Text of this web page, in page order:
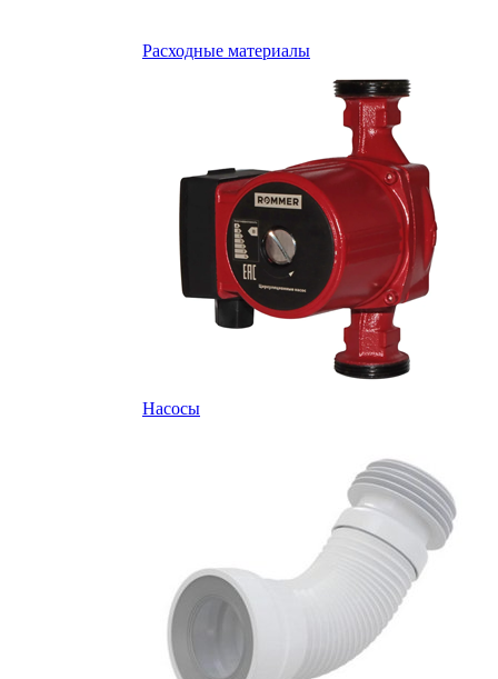
Расходные материалы
Насосы